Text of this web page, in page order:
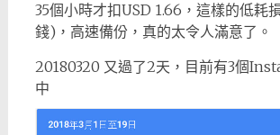
35個小時才扣USD 1.66，這樣的低耗
錢)，高速備份，真的太令人滿意了。
20180320 又過了2天，目前有3個
中